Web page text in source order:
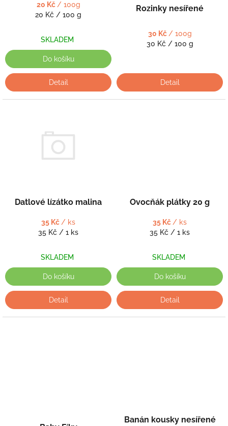
20 Kč / 100g
Měrná
20 Kč / 100 g
SKLADEM
Do košíku
Detail
Rozinky nesířené
30 Kč / 100g
Měrná
30 Kč / 100 g
Detail
Datlové lízátko malina
35 Kč / ks
Měrná
35 Kč / 1 ks
SKLADEM
Do košíku
Detail
Ovocňák plátky 20 g
35 Kč / ks
Měrná
35 Kč / 1 ks
SKLADEM
Do košíku
Detail
Banán kousky nesířené